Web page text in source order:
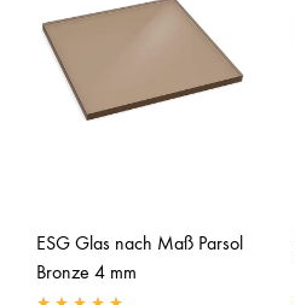
ESG Glas nach Maß Parsol
Bronze 4 mm